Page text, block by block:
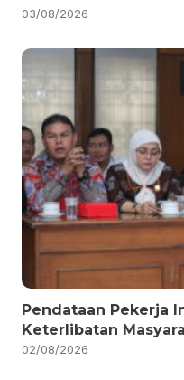
03/08/2026
Pendataan Pekerja
Keterlibatan
02/08/2026